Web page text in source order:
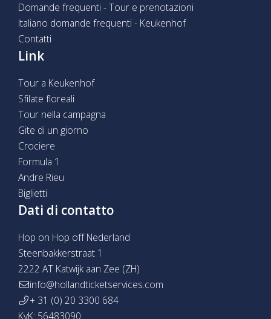
Domande frequenti - Tour e prenotazioni
Italiano domande frequenti - Keukenhof
Contatti
Link
Tour a Keukenhof
Sfilate floreali
Tour nella campagna
Gite di un giorno
Crociere
Formula 1
Andre Rieu
Biglietti
Dati di contatto
Hop on Hop off Nederland
Steenbakkerstraat 1
2222 AT Katwijk aan Zee (ZH)
info@hollandticketservices.com
+ 31 (0) 20 3300 684
KvK: 56483090